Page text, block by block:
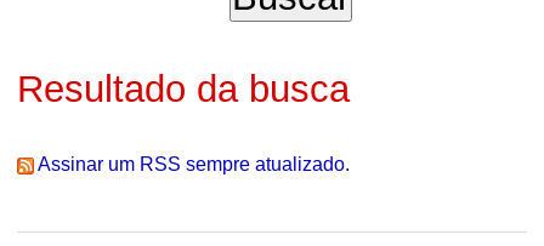
Resultado da busca
Assinar um RSS sempre atualizado.